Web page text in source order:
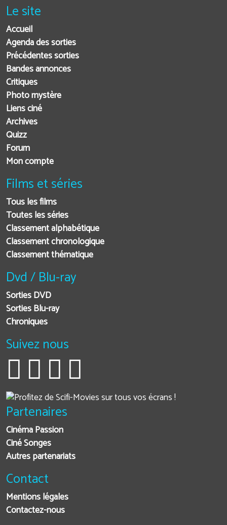
Le site
Accueil
Agenda des sorties
Précédentes sorties
Bandes annonces
Critiques
Photo mystère
Liens ciné
Archives
Quizz
Forum
Mon compte
Films et séries
Tous les films
Toutes les séries
Classement alphabétique
Classement chronologique
Classement thématique
Dvd / Blu-ray
Sorties DVD
Sorties Blu-ray
Chroniques
Suivez nous
Partenaires
Cinéma Passion
Ciné Songes
Autres partenariats
Contact
Mentions légales
Contactez-nous